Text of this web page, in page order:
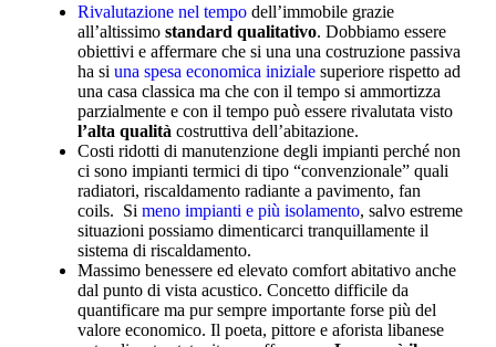
Rivalutazione nel tempo dell’immobile grazie
all’altissimo standard qualitativo. Dobbiamo essere
obiettivi e affermare che si una una costruzione passiva
ha si una spesa economica iniziale superiore rispetto ad
una casa classica ma che con il tempo si ammortizza
parzialmente e con il tempo può essere rivalutata visto
l’alta qualità costruttiva dell’abitazione.
Costi ridotti di manutenzione degli impianti perché non
ci sono impianti termici di tipo “convenzionale” quali
radiatori, riscaldamento radiante a pavimento, fan
coils. Si meno impianti e più isolamento, salvo estreme
situazioni possiamo dimenticarci tranquillamente il
sistema di riscaldamento.
Massimo benessere ed elevato comfort abitativo anche
dal punto di vista acustico. Concetto difficile da
quantificare ma pur sempre importante forse più del
valore economico. Il poeta, pittore e aforista libanese